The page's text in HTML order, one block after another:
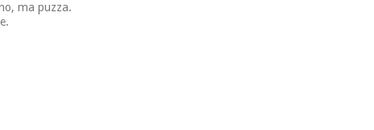
ma puzza.